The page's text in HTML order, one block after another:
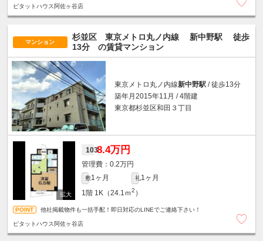
ピタットハウス阿佐ヶ谷店
マンション
杉並区 東京メトロ丸ノ内線 新中野駅
徒歩
13分 の賃貸マンション
東京メトロ丸ノ内線新中野駅 / 徒歩13分
築年月2015年11月 / 4階建
東京都杉並区和田３丁目
1038.4万円
0.2万円
敷1ヶ月 礼1ヶ月
1階 1K（24.1ｍ2 ）
他社掲載物件も一括手配！即日対応のLINEでご連絡下さい！
ピタットハウス阿佐ヶ谷店